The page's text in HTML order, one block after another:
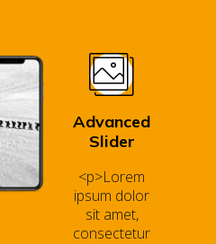
Advanced
Slider
<p>Lorem
ipsum dolor
sit amet,
consectetur